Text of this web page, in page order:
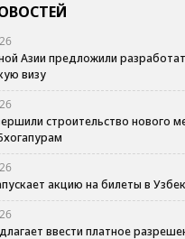
Азии предложили
визу
строительство нового
акцию на билеты в
ввести платное